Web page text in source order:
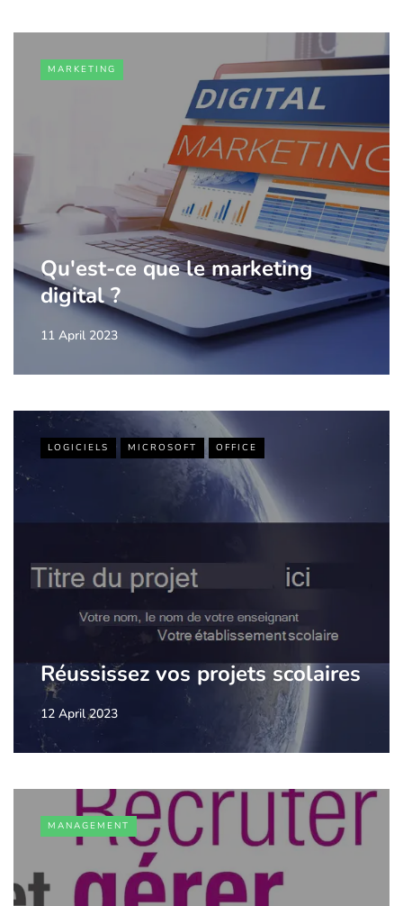
MARKETING
Qu'est-ce que le marketing
digital ?
11 April 2023
LOGICIELS MICROSOFT OFFICE
Réussissez vos projets scolaires
12 April 2023
MANAGEMENT